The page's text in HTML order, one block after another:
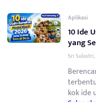
Aplikasi
10 Ide
yang
Sri
kok ide